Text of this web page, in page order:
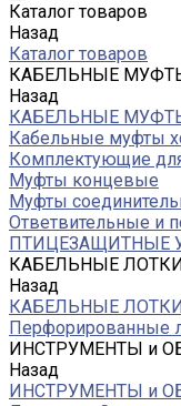
Каталог товаров
Назад
Каталог товаров
КАБЕЛЬНЫЕ
Назад
КАБЕЛЬНЫЕ
Кабельные муфты
Комплектующие
Муфты концевые
Муфты
Ответвительные и
ПТИЦЕЗАЩИТНЫЕ
КАБЕЛЬНЫЕ
Назад
КАБЕЛЬНЫЕ
Перфорированные
ИНСТРУМЕНТЫ и
Назад
ИНСТРУМЕНТЫ и